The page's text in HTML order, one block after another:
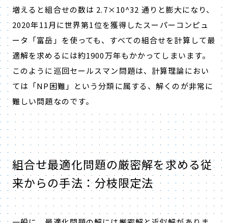
増えると組合せの数は 2.7×10^32 通りと膨大になり、
2020年11月に世界第1位を獲得したスーパーコンピュ
ータ「富岳」を使っても、すべての組合せを計算して最
適解を求めるには約1900万年もかかってしまいます。
このように巡回セールスマン問題は、計算理論におい
ては「NP困難」という分類に属する、解くのが非常に
難しい問題なのです。
組合せ最適化問題の厳密解を求める従
来からの手法：分枝限定法